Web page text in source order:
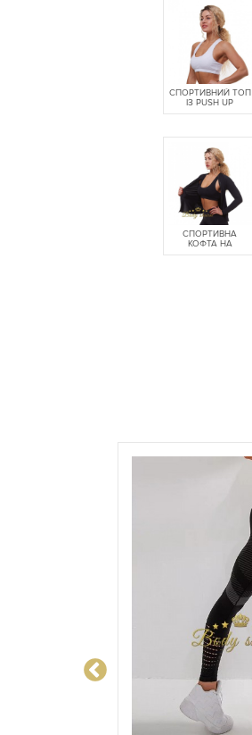
СПОРТИВНИЙ ТОП
ІЗ PUSH UP
СПОРТИВНА
КОФТА НА
БЛИСКАВЦІ...